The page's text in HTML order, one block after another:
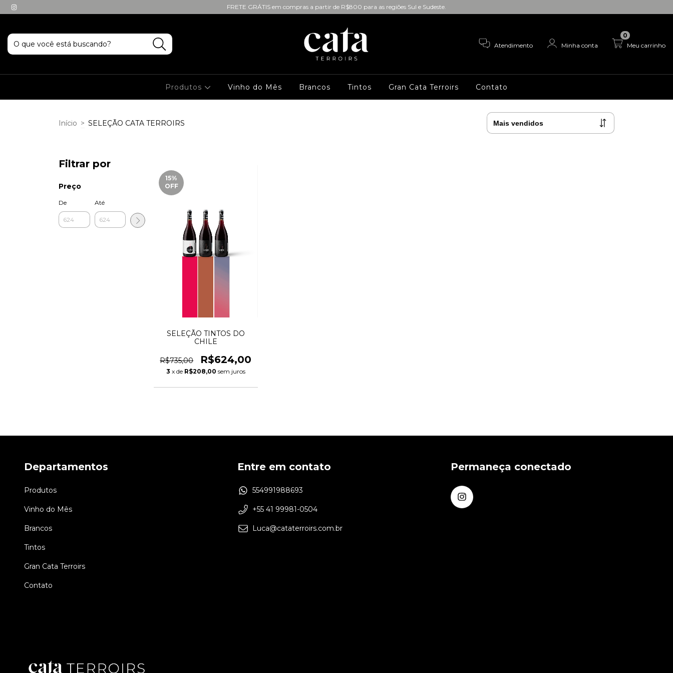
FRETE GRÁTIS em compras a partir de R$800 para as regiões Sul e Sudeste.
Atendimento Minha conta Meu carrinho
0
Produtos Vinho do Mês Brancos Tintos Gran Cata Terroirs Contato
Início > SELEÇÃO CATA TERROIRS
Filtrar por
Preço
De Até
15%
OFF
SELEÇÃO TINTOS DO
CHILE
R$735,00 R$624,00
3 x de R$208,00 sem juros
Departamentos
Produtos
Vinho do Mês
Brancos
Tintos
Gran Cata Terroirs
Contato
Entre em contato
554991988693
+55 41 99981-0504
Luca@cataterroirs.com.br
Permaneça conectado